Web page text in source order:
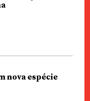
nova espécie